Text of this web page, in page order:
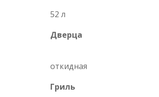
52 л
Дверца
откидная
Гриль